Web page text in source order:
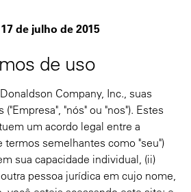
de julho de 2015
de uso
Company, Inc., suas
"nós" ou "nos"). Estes
um acordo legal entre a
termos semelhantes como "seu")
sua capacidade individual, (ii)
pessoa jurídica em cujo nome,